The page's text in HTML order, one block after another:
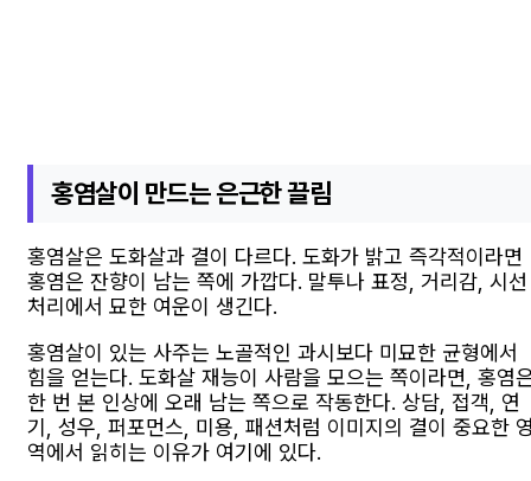
홍염살이 만드는 은근한 끌림
홍염살은 도화살과 결이 다르다. 도화가 밝고 즉각적이라면
홍염은 잔향이 남는 쪽에 가깝다. 말투나 표정, 거리감, 시선
처리에서 묘한 여운이 생긴다.
홍염살이 있는 사주는 노골적인 과시보다 미묘한 균형에서
힘을 얻는다. 도화살 재능이 사람을 모으는 쪽이라면, 홍염
한 번 본 인상에 오래 남는 쪽으로 작동한다. 상담, 접객, 연
기, 성우, 퍼포먼스, 미용, 패션처럼 이미지의 결이 중요한
역에서 읽히는 이유가 여기에 있다.